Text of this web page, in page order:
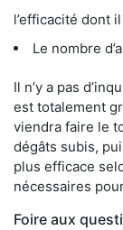
l’efficacité dont
Le nombre
Il n’y a pas
est totalement
viendra faire le
dégâts subis,
plus efficace
nécessaires
Foire aux